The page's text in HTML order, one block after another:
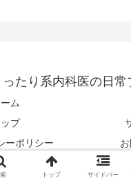
ったり系内科医の日常
ム
ップ
ーポリシー
2021 まったり系内科医の日常
トップ サイドバー